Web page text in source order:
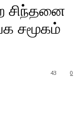
சிந்தனை
சமூகம்
0
43